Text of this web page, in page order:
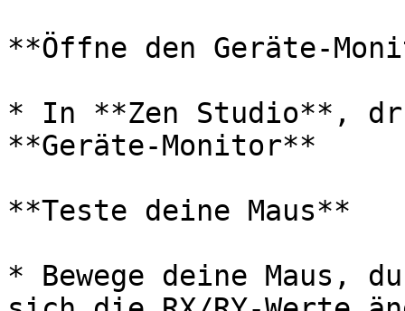
**Öffne den Geräte-
* In **Zen Studio**,
**Geräte-Monitor**
**Teste deine Maus**
* Bewege deine Maus,